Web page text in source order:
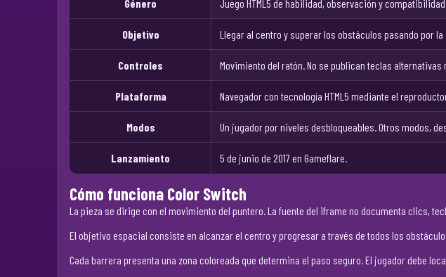
Género Juego HTML5 de habilidad, observación y
Objetivo Llegar al centro y superar los obstáculos pasando por
Controles Movimiento del ratón. No se publican teclas
Plataforma Navegador con tecnología HTML5 mediante el
Modos Un jugador por niveles desbloqueables. Otros modos,
Lanzamiento 5 de junio de 2017 en Gameflare.
Cómo funciona Color Switch
La pieza se dirige con el movimiento del puntero. La fuente del iframe no documenta clics,
El objetivo espacial consiste en alcanzar el centro y progresar a través de todos los
Cada barrera presenta una zona coloreada que determina el paso seguro. El jugador debe